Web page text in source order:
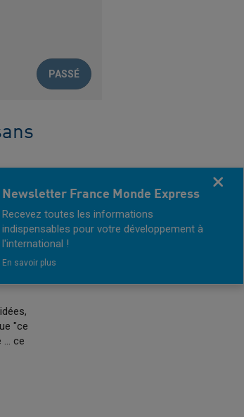
PASSÉ
à
"ce
ce
Newsletter France Monde Express
Recevez toutes les informations
indispensables pour votre développement à
l'international !
En savoir plus